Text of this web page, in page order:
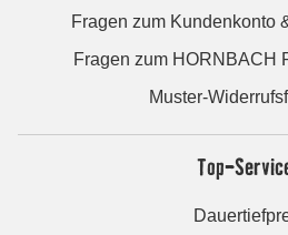
Fragen zum Kundenkonto
Fragen zum HORNBACH
Muster-
Top-